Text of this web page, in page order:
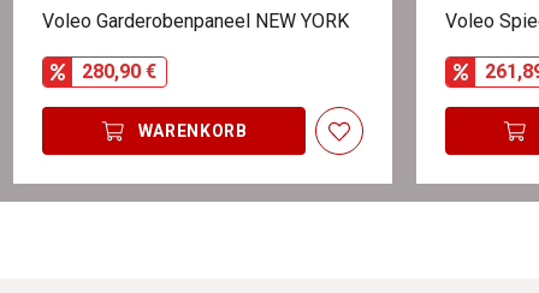
Voleo Garderobenpaneel NEW YORK
280,90 €
WARENKORB
Voleo